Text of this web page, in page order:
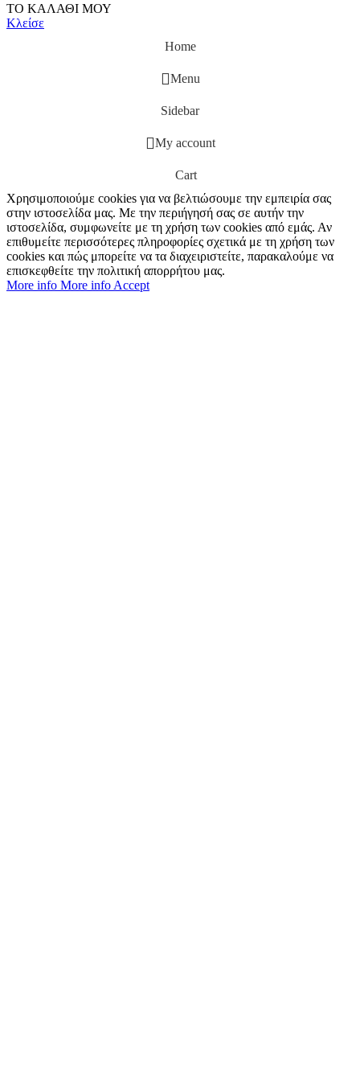
ΤΟ ΚΑΛΑΘΙ ΜΟΥ
Κλείσε
Home
Menu
Sidebar
My account
Cart
Χρησιμοποιούμε cookies για να βελτιώσουμε την εμπειρία σας
στην ιστοσελίδα μας. Με την περιήγησή σας σε αυτήν την
ιστοσελίδα, συμφωνείτε με τη χρήση των cookies από εμάς. Αν
επιθυμείτε περισσότερες πληροφορίες σχετικά με τη χρήση των
cookies και πώς μπορείτε να τα διαχειριστείτε, παρακαλούμε να
επισκεφθείτε την πολιτική απορρήτου μας.
More info More info Accept